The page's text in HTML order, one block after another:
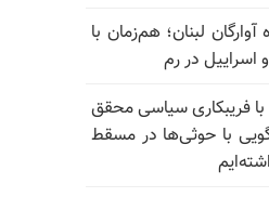
لبنان؛ هم‌زمان با
اسراییل در رم
فریبکاری سیاسی محقق
با حوثی‌ها در مسقط